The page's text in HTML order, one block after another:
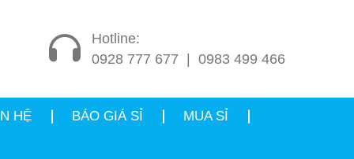
Hotline:
0928 777 677
0983 499 466
HỆ BÁO GIÁ SỈ MUA SỈ